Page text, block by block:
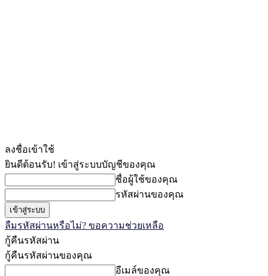
ลงชื่อเข้าใช้
ยินดีต้อนรับ! เข้าสู่ระบบบัญชีของคุณ
ชื่อผู้ใช้ของคุณ
รหัสผ่านของคุณ
ลืมรหัสผ่านหรือไม่? ขอความช่วยเหลือ
กู้คืนรหัสผ่าน
กู้คืนรหัสผ่านของคุณ
อีเมล์ของคุณ